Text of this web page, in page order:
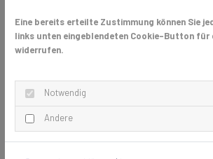
entfällt, als auch für Hebe- und Schiebetüren.
Die Winter werden kürzer und die warmen
werden. Somit wird Insektenschutz zur
Hochwertige Fliegengitter können auch das
hängen bleiben. Falls an kalten Wintertagen
Eine bereits erteilte Zustimmung können Sie
links unten eingeblendeten Cookie-Button für
widerrufen.
Notwendig
Andere